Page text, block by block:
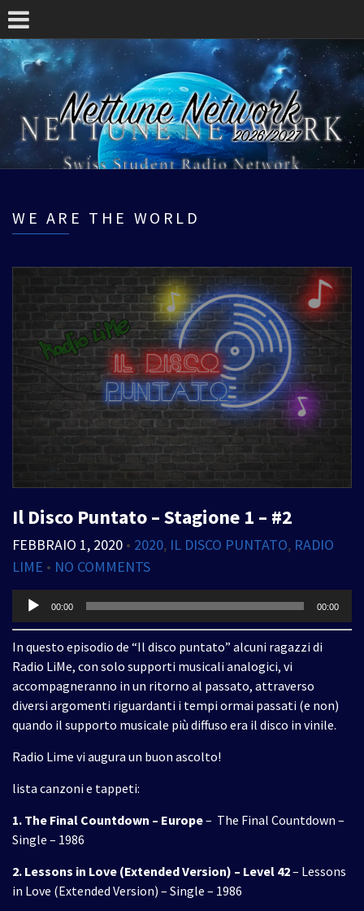
WE ARE THE WORLD
Il Disco Puntato – Stagione 1 – #2
FEBBRAIO 1, 2020 • 2020, IL DISCO PUNTATO, RADIO
LIME • NO COMMENTS
Audio
00:00 00:00
In questo episodio de “Il disco puntato” alcuni ragazzi di
Radio LiMe, con solo supporti musicali analogici, vi
accompagneranno in un ritorno al passato, attraverso
diversi argomenti riguardanti i tempi ormai passati (e non)
quando il supporto musicale più diffuso era il disco in vinile.
Radio Lime vi augura un buon ascolto!
lista canzoni e tappeti:
1. The Final Countdown – Europe– The Final Countdown –
Single – 1986
2. Lessons in Love (Extended Version) – Level 42– Lessons
in Love (Extended Version) – Single – 1986